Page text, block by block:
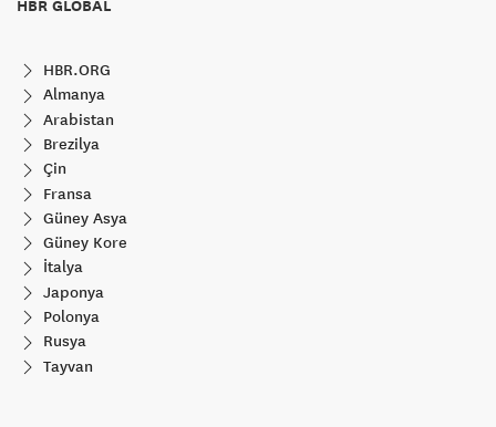
HBR GLOBAL
HBR.ORG
Almanya
Arabistan
Brezilya
Çin
Fransa
Güney Asya
Güney Kore
İtalya
Japonya
Polonya
Rusya
Tayvan